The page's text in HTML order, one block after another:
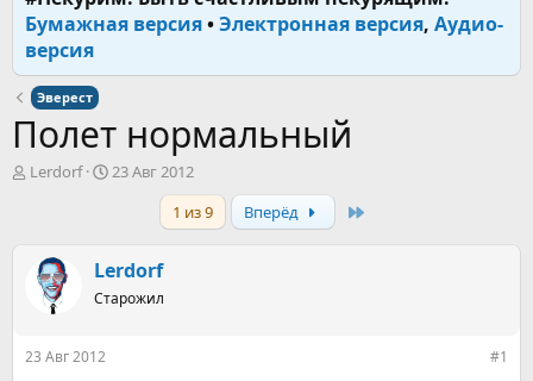
Бумажная версия•Электронная версия, Аудио-
версия
Эверест
Полет нормальный
АLerdorf
Д
а
ч
23 Авг 2012
1 из 9
Вперёд
Lerdorf
Старожил
23 Авг 2012 #1